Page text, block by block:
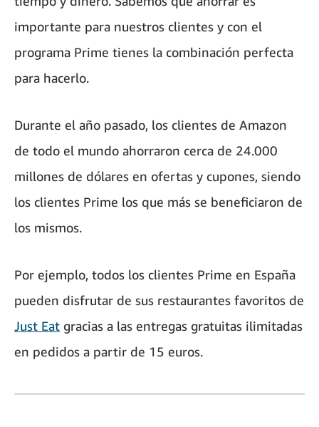
importante para nuestros clientes y con el
programa Prime tienes la combinación perfecta
para hacerlo.
Durante el año pasado, los clientes de Amazon
de todo el mundo ahorraron cerca de 24.000
millones de dólares en ofertas y cupones, siendo
los clientes Prime los que más se beneficiaron de
los mismos.
Por ejemplo, todos los clientes Prime en España
pueden disfrutar de sus restaurantes favoritos de
Just Eat gracias a las entregas gratuitas ilimitadas
en pedidos a partir de 15 euros.